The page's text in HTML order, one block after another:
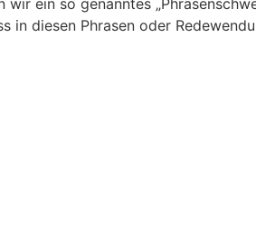
ein so genanntes
in diesen Phrasen oder